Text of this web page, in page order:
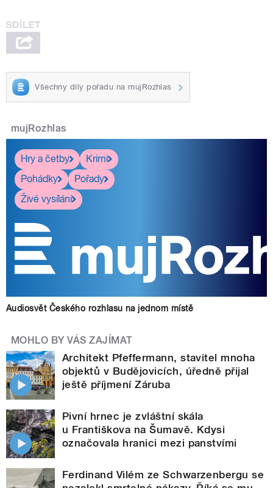
Všechny díly pořadu na mujRozhlas
mujRozhlas
Hry a četby
Krimi
Pohádky
Pořady
Živé vysílání
Audiosvět Českého rozhlasu na jednom místě
MOHLO BY VÁS ZAJÍMAT
Architekt Pfeffermann, stavitel mnoha
objektů v Budějovicích, úředně přijal
ještě příjmení Záruba
Pivní hrnec je zvláštní skála
u Františkova na Šumavě. Kdysi
označovala hranici mezi panstvími
Ferdinand Vilém ze Schwarzenbergu se